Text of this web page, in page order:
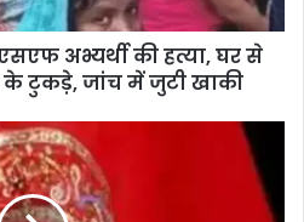
अभ्यर्थी की हत्या, घर से
टुकड़े, जांच में जुटी खाकी